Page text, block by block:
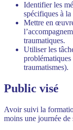
Identifier les
spécifiques à
Mettre en
traumatiques.
Utiliser les
traumatismes).
Public visé
Avoir suivi la
moins une journée